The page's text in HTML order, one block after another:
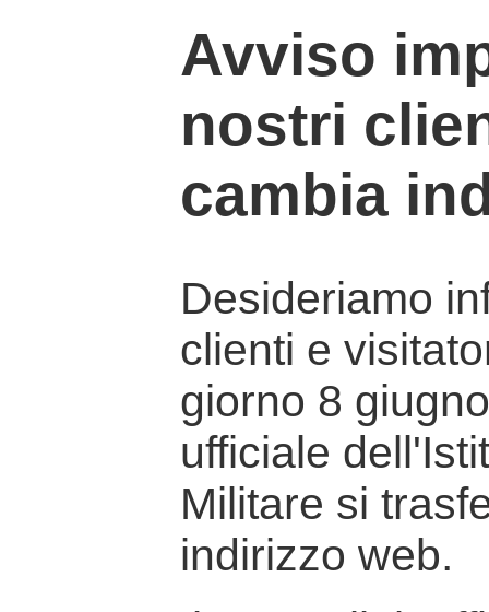
Avviso
nostri
cambia
Desideriamo
clienti e
giorno 8
ufficiale
Militare si
indirizzo web.